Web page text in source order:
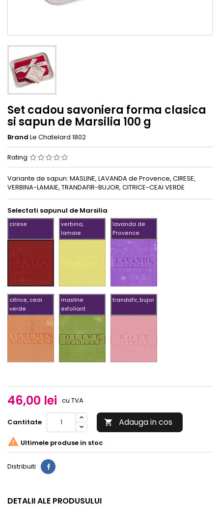
Set cadou savoniera forma clasica
si sapun de Marsilia 100 g
Brand Le Chatelard 1802
Rating
Variante de sapun: MASLINE, LAVANDA de Provence, CIRESE,
VERBINA-LAMAIE, TRANDAFIR-BUJOR, CITRICE-CEAI VERDE
Selectati sapunul de Marsilia
cirese
verbina,
lamaie
lavanda de
Provence
lavanda
de
Provence
citrice, ceai
verde
verde
masline
exfoliant
masline
exfoliant
trandafir, bujor
46,00 lei cu TVA
Cantitate  Adauga in cos
 Ultimele produse in stoc
Distribuiti
DETALII ALE PRODUSULUI